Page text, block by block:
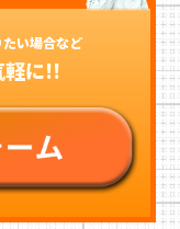
い場合など
軽に!!